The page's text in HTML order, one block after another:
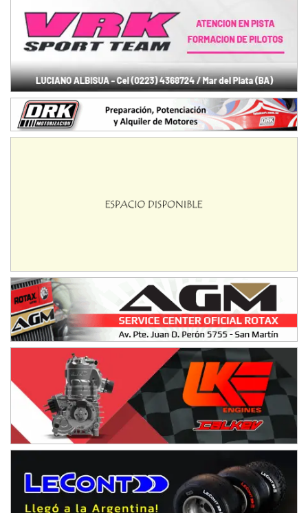
Ciudad de Avellaneda (Asfalto)
Avellaneda (Santa Fe)
SUR SANTAFESINO - F4
José Samuel Sánchez (Tierra)
Rufino (Santa Fe)
TUCUMANO - F5
Juan Navarro (Asfalto)
El Timbó (Tucumán)